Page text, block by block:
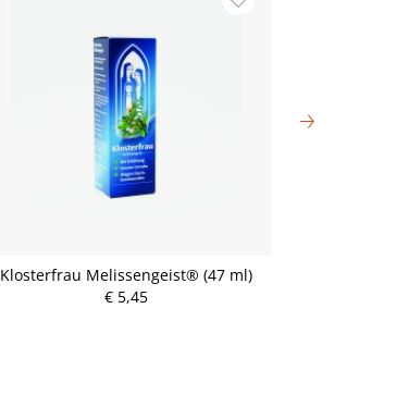
Klosterfrau Melissengeist® (47 ml)
€ 5,45